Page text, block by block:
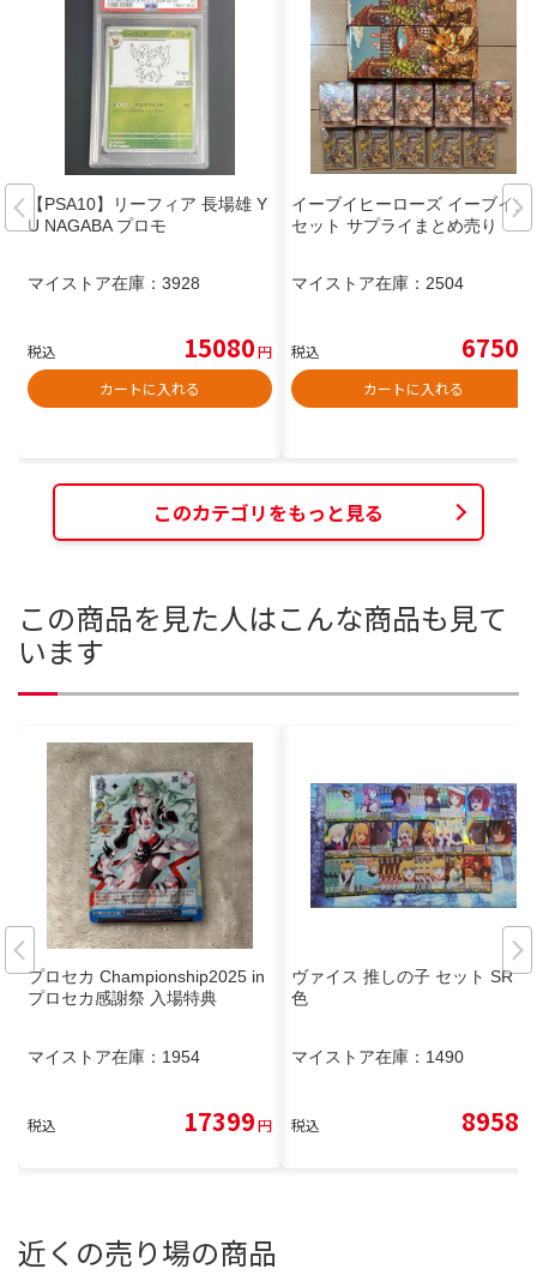
【PSA10】リーフィア 長場雄 Y
U NAGABA プロモ
マイストア在庫： 3928
税込 15080円
カートに入れる
イーブイヒーローズ イーブイズ
セット サプライまとめ売り
マイストア在庫： 2504
税込 6750
カートに入れる
このカテゴリをもっと見る
この商品を見た人はこんな商品も見て
います
プロセカ Championship2025 in
プロセカ感謝祭 入場特典
マイストア在庫： 1954
税込 17399円
ヴァイス 推しの子 セット SR 黄
色
マイストア在庫： 1490
税込 8958
近くの売り場の商品